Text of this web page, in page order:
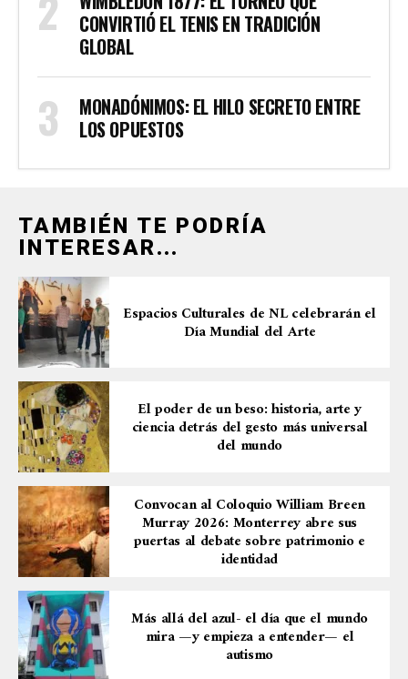
CONVIRTIÓ EL TENIS EN TRADICIÓN
GLOBAL
MONADÓNIMOS: EL HILO SECRETO ENTRE
LOS OPUESTOS
TAMBIÉN TE PODRÍA
INTERESAR...
Espacios Culturales de NL celebrarán el
Día Mundial del Arte
El poder de un beso: historia, arte y
ciencia detrás del gesto más universal
del mundo
Convocan al Coloquio William Breen
Murray 2026: Monterrey abre sus
puertas al debate sobre patrimonio e
identidad
Más allá del azul- el día que el mundo
mira —y empieza a entender— el
autismo